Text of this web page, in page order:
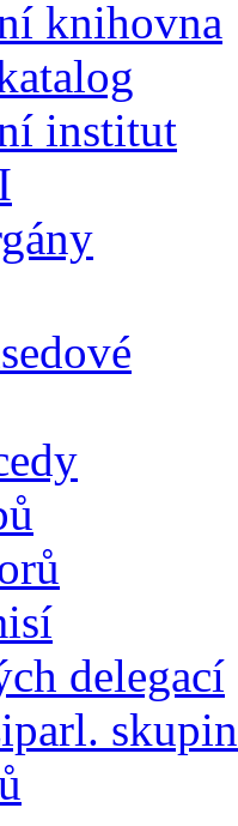
knihovna
institut
delegací
skupin